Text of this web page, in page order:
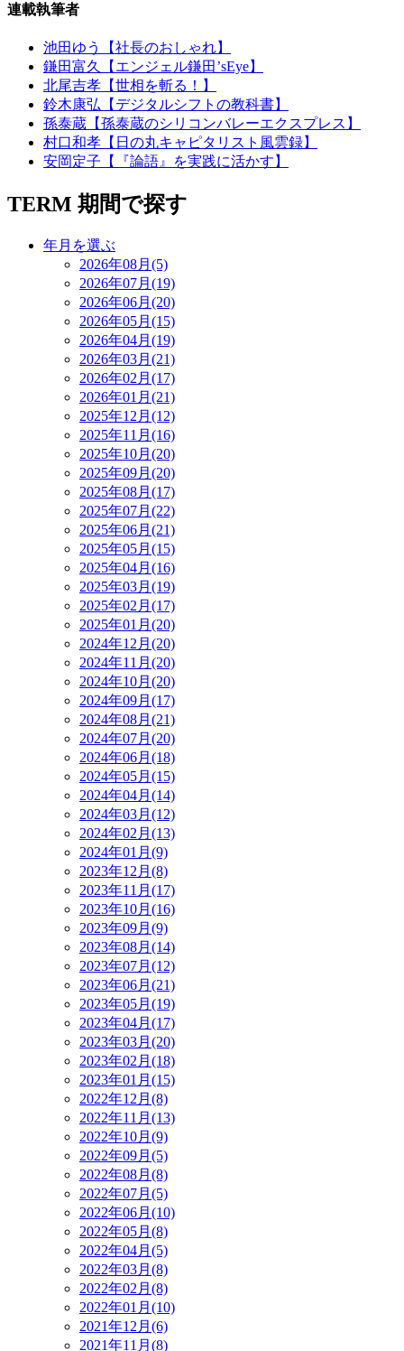
連載執筆者
池田ゆう【社長のおしゃれ】
鎌田富久【エンジェル鎌田’sEye】
北尾吉孝【世相を斬る！】
鈴木康弘【デジタルシフトの教科書】
孫泰蔵【孫泰蔵のシリコンバレーエクスプレス】
村口和孝【日の丸キャピタリスト風雲録】
安岡定子【『論語』を実践に活かす】
TERM 期間で探す
年月を選ぶ
2026年08月(5)
2026年07月(19)
2026年06月(20)
2026年05月(15)
2026年04月(19)
2026年03月(21)
2026年02月(17)
2026年01月(21)
2025年12月(12)
2025年11月(16)
2025年10月(20)
2025年09月(20)
2025年08月(17)
2025年07月(22)
2025年06月(21)
2025年05月(15)
2025年04月(16)
2025年03月(19)
2025年02月(17)
2025年01月(20)
2024年12月(20)
2024年11月(20)
2024年10月(20)
2024年09月(17)
2024年08月(21)
2024年07月(20)
2024年06月(18)
2024年05月(15)
2024年04月(14)
2024年03月(12)
2024年02月(13)
2024年01月(9)
2023年12月(8)
2023年11月(17)
2023年10月(16)
2023年09月(9)
2023年08月(14)
2023年07月(12)
2023年06月(21)
2023年05月(19)
2023年04月(17)
2023年03月(20)
2023年02月(18)
2023年01月(15)
2022年12月(8)
2022年11月(13)
2022年10月(9)
2022年09月(5)
2022年08月(8)
2022年07月(5)
2022年06月(10)
2022年05月(8)
2022年04月(5)
2022年03月(8)
2022年02月(8)
2022年01月(10)
2021年12月(6)
2021年11月(8)